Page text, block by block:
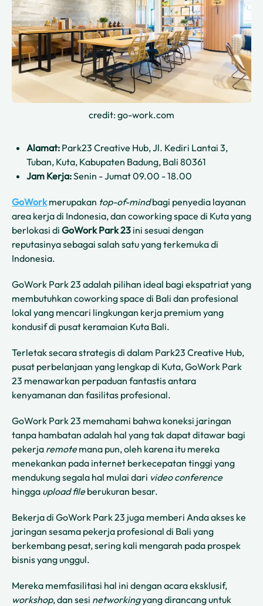
credit: go-work.com
Alamat: Park23 Creative Hub, Jl. Kediri Lantai 3,
Tuban, Kuta, Kabupaten Badung, Bali 80361
Jam Kerja:Senin - Jumat 09.00 - 18.00
GoWorkmerupakan top-of-mindbagi penyedia layanan
area kerja di Indonesia, dan coworking space di Kuta yang
berlokasi di GoWork Park 23 ini sesuai dengan
reputasinya sebagai salah satu yang terkemuka di
Indonesia.
GoWork Park 23 adalah pilihan ideal bagi ekspatriat yang
membutuhkan coworking space di Bali dan profesional
lokal yang mencari lingkungan kerja premium yang
kondusif di pusat keramaian Kuta Bali.
Terletak secara strategis di dalam Park23 Creative Hub,
pusat perbelanjaan yang lengkap di Kuta, GoWork Park
23 menawarkan perpaduan fantastis antara
kenyamanan dan fasilitas profesional.
GoWork Park 23 memahami bahwa koneksi jaringan
tanpa hambatan adalah hal yang tak dapat ditawar bagi
pekerja remotemana pun, oleh karena itu mereka
menekankan pada internet berkecepatan tinggi yang
mendukung segala hal mulai dari video conference
hingga upload fileberukuran besar.
Bekerja di GoWork Park 23 juga memberi Anda akses ke
jaringan sesama pekerja profesional di Bali yang
berkembang pesat, sering kali mengarah pada prospek
bisnis yang unggul.
Mereka memfasilitasi hal ini dengan acara eksklusif,
workshop, dan sesi networkingyang dirancang untuk